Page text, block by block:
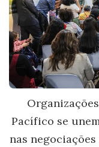
Pacífico se
nas